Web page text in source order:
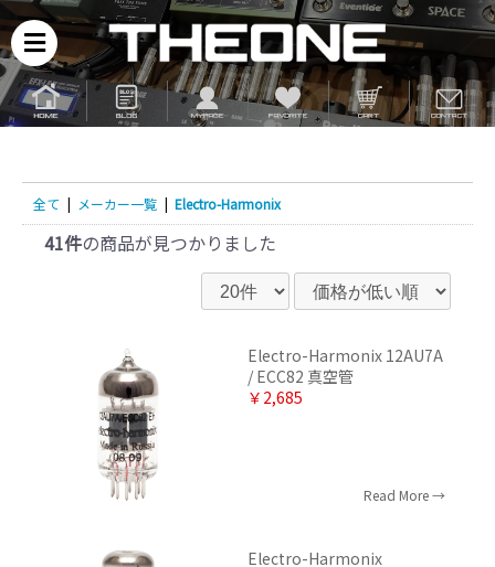
全て | メーカー一覧 | Electro-Harmonix
41件の商品が見つかりました
Electro-Harmonix 12AU7A
/ ECC82 真空管
￥2,685
Read More
Electro-Harmonix